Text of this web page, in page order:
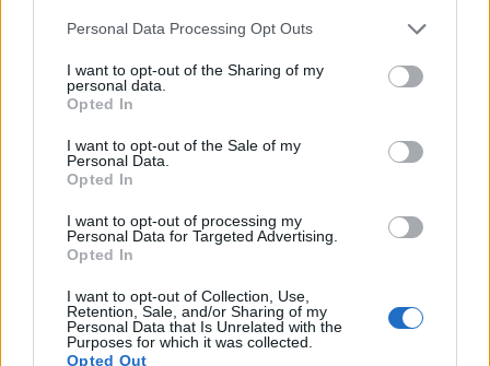
Please note that this website/app uses one or more Google
not limited to your visit or usage behaviour. You may click to
grant or deny consent to Google and its third-party tags to
use your data for below specified purposes in below Google
consent section.
Personal Data Processing Opt Outs
I want to opt-out of the Sharing of my
personal data.
Opted In
I want to opt-out of the Sale of my
Personal Data.
Opted In
I want to opt-out of processing my
Personal Data for Targeted Advertising.
Opted In
I want to opt-out of Collection, Use,
Retention, Sale, and/or Sharing of my
Personal Data that Is Unrelated with the
Purposes for which it was collected.
Opted Out
με το φάρμακο για τον διαβήτη.
Μάθετε σχετικά με την καταμέτρηση
Το κλειδί για τη διατήρηση της διαχείρισης του
υδατάνθρακες. Οι υδατάνθρακες έχουν συχνά
αντίκτυπο στα επίπεδα σακχάρου στο αίμα σας και
γι' αυτό είναι απαραίτητο να γνωρίζετε την
ποσότητα των υδατανθράκων στο φαγητό, καθώς
θα βοηθήσει να πάρετε τη σωστή ποσότητα